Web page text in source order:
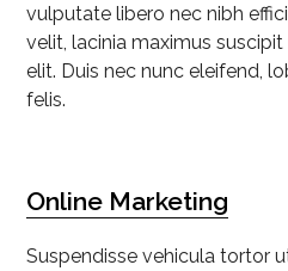
vulputate libero nec nibh
velit, lacinia maximus
elit. Duis nec nunc eleifend,
felis.
Online Marketing
Suspendisse vehicula tortor